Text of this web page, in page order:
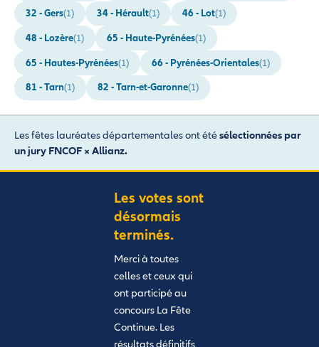
32 - Gers(1) 34 - Hérault(1) 46 - Lot(1)
48 - Lozère(1) 65 - Haute-Pyrénées(1)
65 - Hautes-Pyrénées(1) 66 - Pyrénées-Orientales(1)
81 - Tarn(1) 82 - Tarn-et-Garonne(1)
Les fêtes lauréates départementales ont étésélectionnées par
un jury FNCOF × Allianz.
Les votes sont
désormais
terminés.
Merci à toutes
celles et ceux qui
ont participé au
concours La Fête
Continue. Les
résultats définitifs